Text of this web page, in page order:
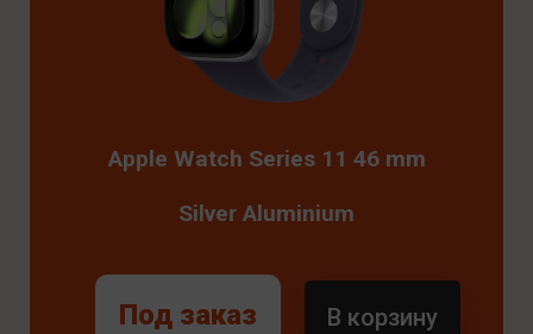
Apple Watch Series 11 46 mm
Silver Aluminium
Под заказ В корзину